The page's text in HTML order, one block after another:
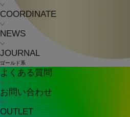
COORDINATE
NEWS
JOURNAL
よくある質問
お問い合わせ
OUTLET
ゴールド系